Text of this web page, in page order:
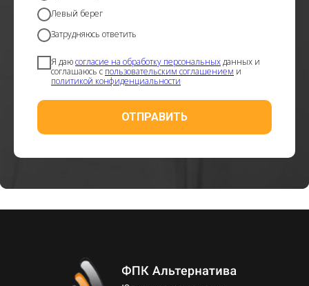
Левый берег
Затрудняюсь ответить
Я даюсогласие на обработку персональныхданных и
соглашаюсь с пользовательским соглашением и
политикой конфиденциальности
ОТПРАВИТЬ